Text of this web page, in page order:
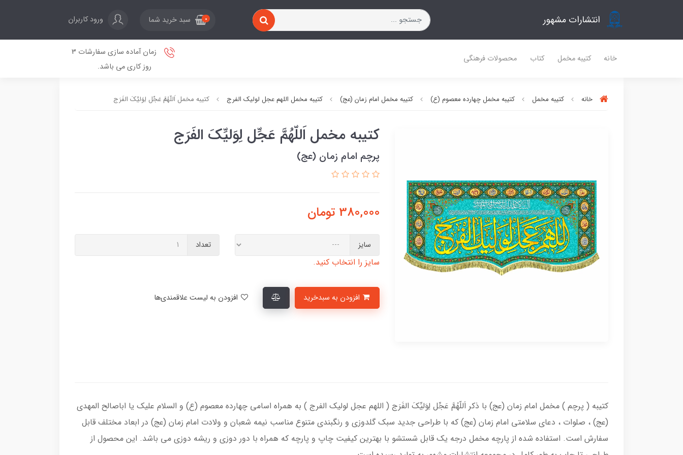
انتشارات مشهور 0 سبد خرید شما ورود کاربران
خانه کتیبه مخمل کتاب محصولات فرهنگی
زمان آماده سازی سفارشات 3
روز کاری می باشد.
خانه کتیبه مخمل کتیبه مخمل چهارده معصوم (ع) کتیبه مخمل امام زمان (عج) کتیبه مخمل اللهم عجل لولیک الفرج کتیبه مخمل اَللّهُمَّ عَجِّل لِوَلیِّکَ الفَرَج
کتیبه مخمل اَللّهُمَّ عَجِّل لِوَلیِّکَ الفَرَج
پرچم امام زمان (عج)
380,000 تومان
سایز
سایز را انتخاب کنید.
تعداد
کتیبه ( پرچم ) مخمل امام زمان (عج) با ذکر اَللّهُمَّ عَجِّل لِوَلیِّکَ الفَرَج ( اللهم عجل لولیک الفرج ) به همراه اسامی چهارده معصوم (ع) و السلام علیک یا اباصالح المهدی
(عج) ، صلوات ، دعای سلامتی امام زمان (عج) که با طراحی جدید سبک گلدوزی و رنگبندی متنوع مناسب نیمه شعبان و ولادت امام زمان (عج) در ابعاد مختلف قابل
سفارش است. استفاده شده از پارچه مخمل درجه یک قابل شستشو با بهترین کیفیت چاپ و پارچه که همراه با دور دوزی و ریشه دوزی می باشد. این محصول از